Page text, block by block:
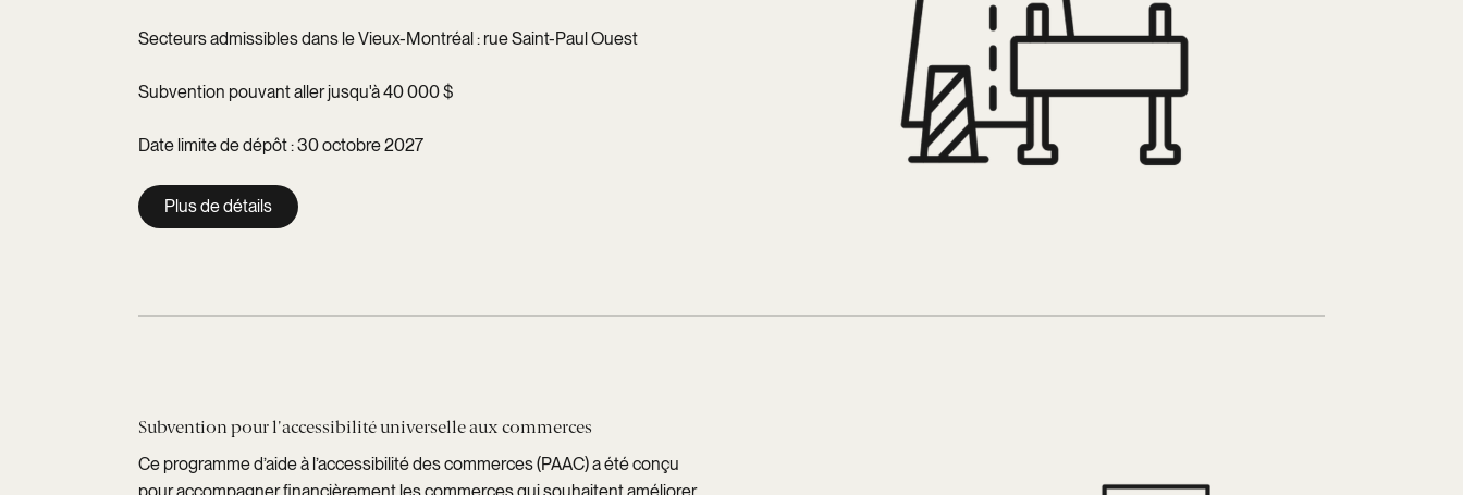
Secteurs admissibles dans le Vieux-Montréal : rue Saint-Paul Ouest
Subvention pouvant aller jusqu'à 40 000 $
Date limite de dépôt : 30 octobre 2027
Plus de détails
Subvention pour l'accessibilité universelle aux commerces
Ce programme d’aide à l’accessibilité des commerces (PAAC) a été conçu